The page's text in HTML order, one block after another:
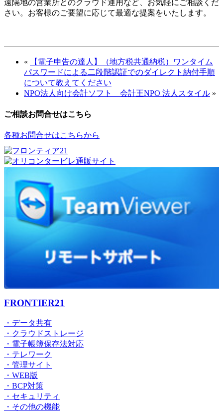
遠隔地の営業所とのクラウド運用など、お気軽にご相談くだ
さい。お客様のご要望に応じて最適な提案をいたします。
«
【電子申告の達人】（地方税共通納税）ワンタイム
パスワードによる二段階認証でのダイレクト納付手順
について教えてください
NPO法人向け会計ソフト 会計王NPO 法人スタイル »
ご相談お問合せはこちら
各種お問合せはこちらから
FRONTIER21
・データ共有
・クラウドストレージ
・電子帳簿保存法対応
・テレワーク
・管理サイト
・WEB版
・BCP対策
・セキュリティ
・その他の機能